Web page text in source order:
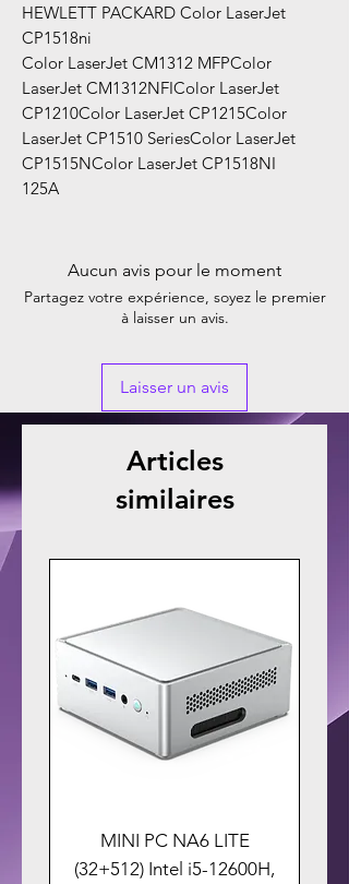
HEWLETT PACKARD Color LaserJet
CP1518ni
Color LaserJet CM1312 MFPColor
LaserJet CM1312NFIColor LaserJet
CP1210Color LaserJet CP1215Color
LaserJet CP1510 SeriesColor LaserJet
CP1515NColor LaserJet CP1518NI
125A
Aucun avis pour le moment
Partagez votre expérience, soyez le premier
à laisser un avis.
Laisser un avis
Articles
similaires
MINI PC NA6 LITE
(32+512) Intel i5-12600H,